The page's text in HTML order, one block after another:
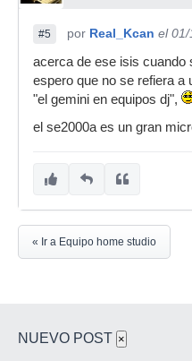
#5 por Real_Kcan el 01/
acerca de ese isis cuando
espero que no se refiera a
"el gemini en equipos dj",
el se2000a es un gran
« Ir a Equipo home studio
NUEVO POST ×